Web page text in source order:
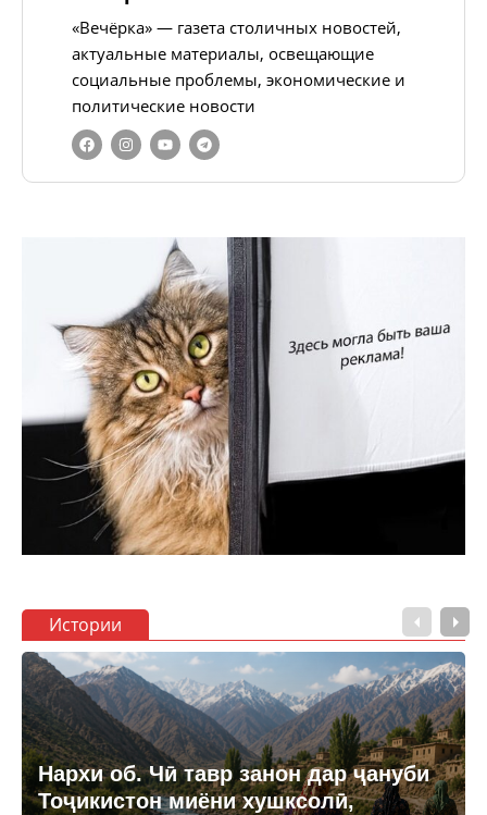
«Вечёрка» — газета столичных новостей,
актуальные материалы, освещающие
социальные проблемы, экономические и
политические новости
Истории
Нархи об. Чӣ тавр занон дар ҷануби
Тоҷикистон миёни хушксолӣ,